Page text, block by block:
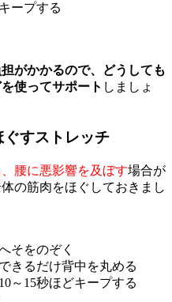
ープする
がかかるので、どうしても
使ってサポート しましょ
ぐすストレッチ
腰に悪影響を及ぼす場合が
の筋肉をほぐしておきまし
そをのぞく
きるだけ背中を丸める
～15秒ほどキープする